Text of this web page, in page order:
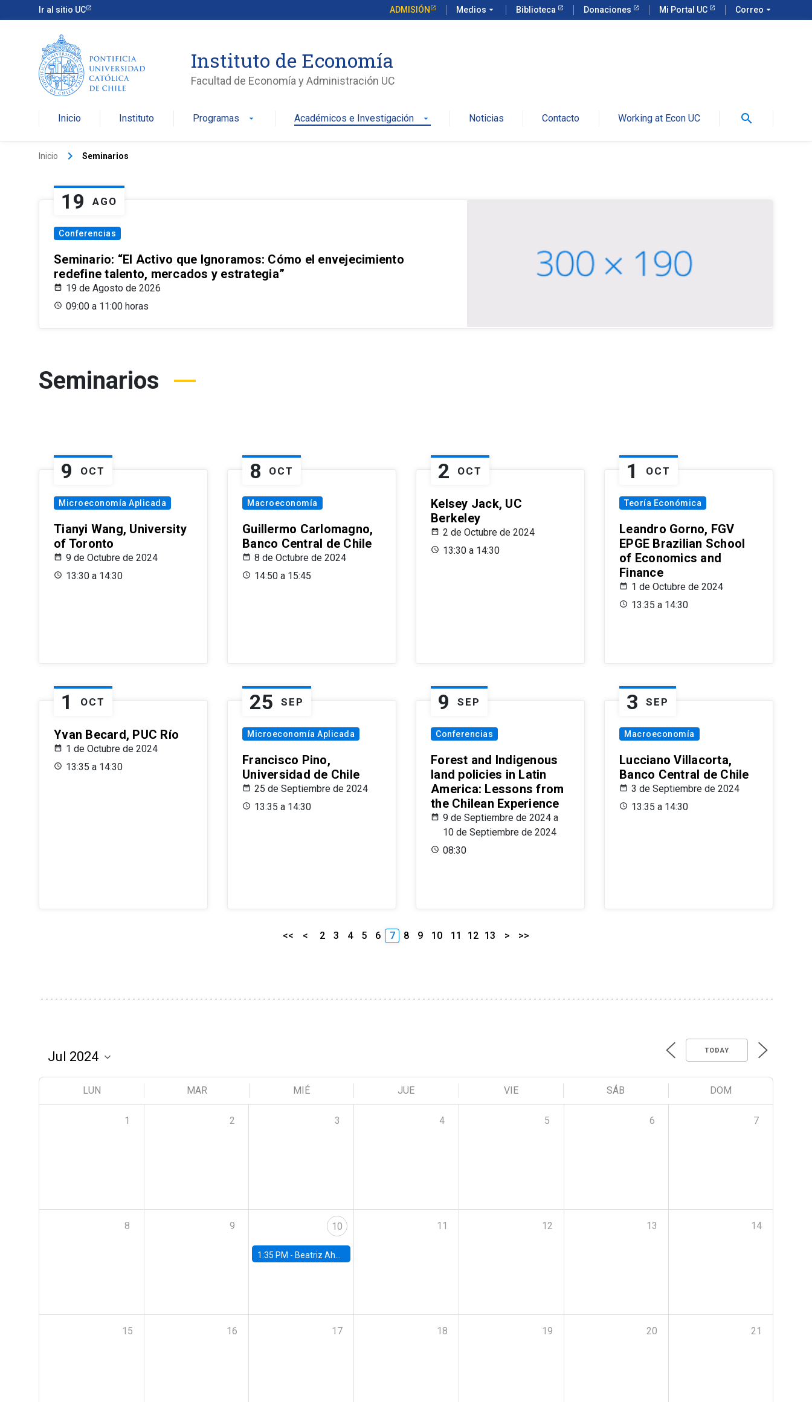
Ir al sitio UC ADMISIÓN Medios arrow_drop_down Biblioteca Donaciones Mi Portal UC Correo arrow_drop_down
Instituto de Economía
Facultad de Economía y Administración UC
Inicio Instituto Programas arrow_drop_down Académicos e Investigación arrow_drop_down Noticias Contacto Working at Econ UC search
Inicio keyboard_arrow_right Seminarios
19 AGO
Conferencias
Seminario: “El Activo que Ignoramos: Cómo el envejecimiento
redefine talento, mercados y estrategia”
19 de Agosto de 2026
09:00 a 11:00 horas
Seminarios
9 OCT
Microeconomía Aplicada
Tianyi Wang, University
of Toronto
9 de Octubre de 2024
13:30 a 14:30
8 OCT
Macroeconomía
Guillermo Carlomagno,
Banco Central de Chile
8 de Octubre de 2024
14:50 a 15:45
2 OCT
Kelsey Jack, UC
Berkeley
2 de Octubre de 2024
13:30 a 14:30
1 OCT
Teoría Económica
Leandro Gorno, FGV
EPGE Brazilian School
of Economics and
Finance
1 de Octubre de 2024
13:35 a 14:30
1 OCT
Yvan Becard, PUC Río
1 de Octubre de 2024
13:35 a 14:30
25 SEP
Microeconomía Aplicada
Francisco Pino,
Universidad de Chile
25 de Septiembre de 2024
13:35 a 14:30
9 SEP
Conferencias
Forest and Indigenous
land policies in Latin
America: Lessons from
the Chilean Experience
9 de Septiembre de 2024 a
10 de Septiembre de 2024
08:30
3 SEP
Macroeconomía
Lucciano Villacorta,
Banco Central de Chile
3 de Septiembre de 2024
13:35 a 14:30
<< < 2 3 4 5 6 7 8 9 10 11 12 13 > >>
TODAY
LUN MAR MIÉ JUE VIE SÁB DOM
1 2 3 4 5 6 7
8 9 10
1:35 PM - Beatriz Ahumada, PhD candidate, Universidad de Pittsburgh
11 12 13 14
15 16 17 18 19 20 21